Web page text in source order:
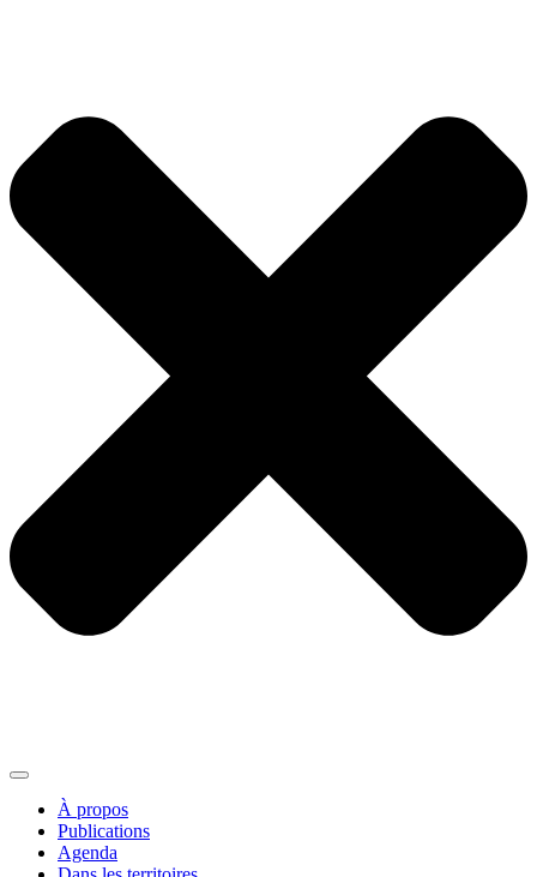
À propos
Publications
Agenda